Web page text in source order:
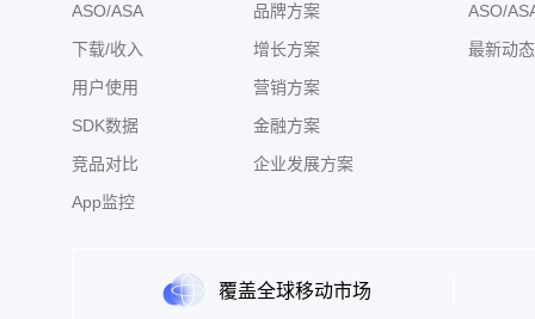
ASO/ASA
下载/收入
用户使用
SDK数据
竞品对比
App监控
品牌方案
增长方案
营销方案
金融方案
企业发展方案
ASO/
最新动态
覆盖全球移动市场